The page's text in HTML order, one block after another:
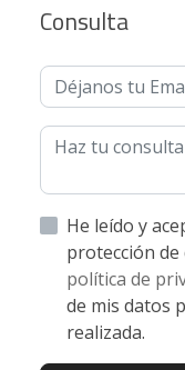
Consulta
He leído y acepto la información
política de
de mis datos
realizada.